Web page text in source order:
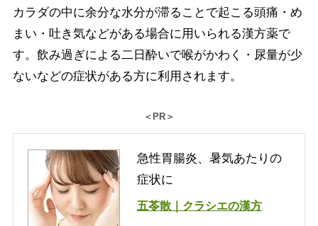
カラダの中に余分な水分が滞ることで起こる頭痛・め
まい・吐き気などがある場合に用いられる漢方薬で
す。飲み過ぎによる二日酔いで喉がかわく・尿量が少
ないなどの症状がある方に利用されます。
＜PR＞
急性胃腸炎、暑気あたりの
症状に
五苓散｜クラシエの漢方